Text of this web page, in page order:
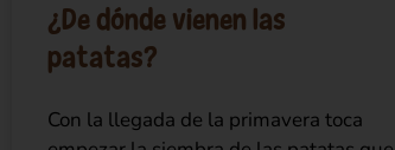
¿De dónde vienen las
patatas?
Con la llegada de la primavera toca